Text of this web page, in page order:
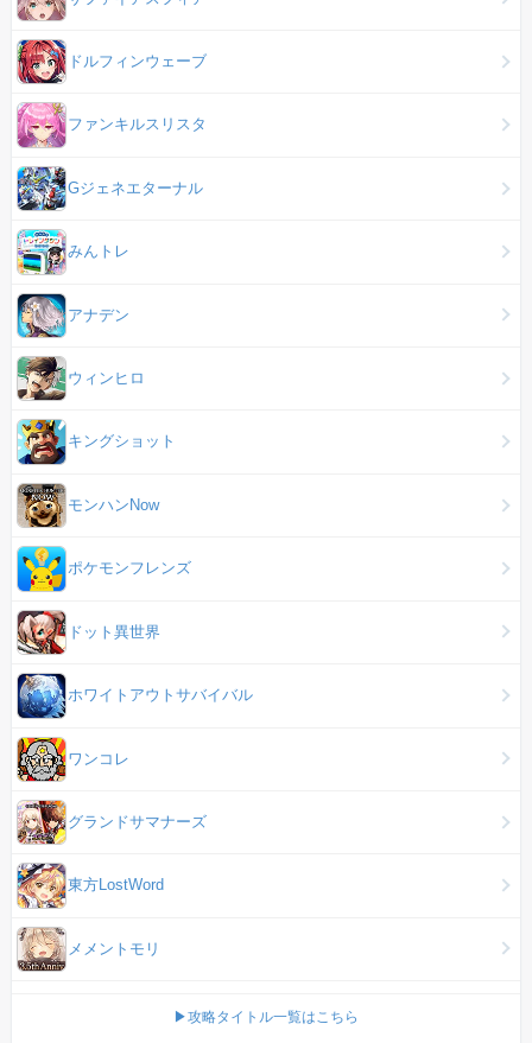
ドルフィンウェーブ
ファンキルスリスタ
Gジェネエターナル
みんトレ
アナデン
ウィンヒロ
キングショット
モンハンNow
ポケモンフレンズ
ドット異世界
ホワイトアウトサバイバル
ワンコレ
グランドサマナーズ
東方LostWord
メメントモリ
▶攻略タイトル一覧はこちら